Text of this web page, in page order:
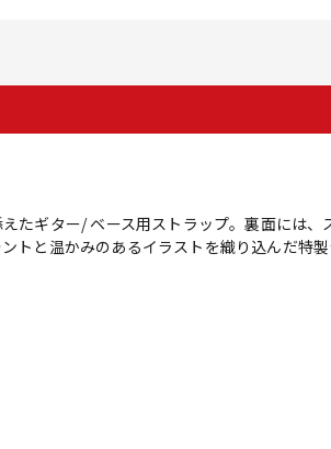
たギター/ ベース用ストラップ。裏面には、
トと温かみのあるイラストを織り込んだ特